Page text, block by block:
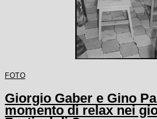
FOTO
Giorgio Gaber e Gino
momento di relax nei